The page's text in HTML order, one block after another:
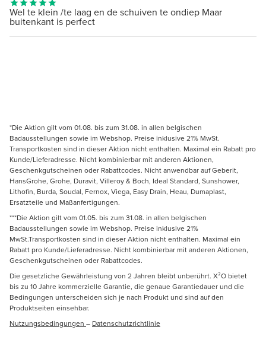
Wel te klein /te laag en de schuiven te ondiep Maar
buitenkant is perfect
*Die Aktion gilt vom 01.08. bis zum 31.08. in allen belgischen
Badausstellungen sowie im Webshop. Preise inklusive 21% MwSt.
Transportkosten sind in dieser Aktion nicht enthalten. Maximal ein Rabatt pro
Kunde/Lieferadresse. Nicht kombinierbar mit anderen Aktionen,
Geschenkgutscheinen oder Rabattcodes. Nicht anwendbar auf Geberit,
HansGrohe, Grohe, Duravit, Villeroy & Boch, Ideal Standard, Sunshower,
Lithofin, Burda, Soudal, Fernox, Viega, Easy Drain, Heau, Dumaplast,
Ersatzteile und Maßanfertigungen.
***Die Aktion gilt vom 01.05. bis zum 31.08. in allen belgischen
Badausstellungen sowie im Webshop. Preise inklusive 21%
MwSt.Transportkosten sind in dieser Aktion nicht enthalten. Maximal ein
Rabatt pro Kunde/Lieferadresse. Nicht kombinierbar mit anderen Aktionen,
Geschenkgutscheinen oder Rabattcodes.
Die gesetzliche Gewährleistung von 2 Jahren bleibt unberührt. X²O bietet
bis zu 10 Jahre kommerzielle Garantie, die genaue Garantiedauer und die
Bedingungen unterscheiden sich je nach Produkt und sind auf den
Produktseiten einsehbar.
Nutzungsbedingungen – Datenschutzrichtlinie